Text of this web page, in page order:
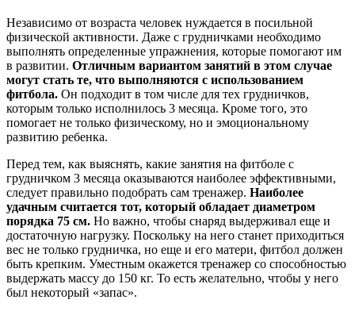
Независимо от возраста человек нуждается в посильной
физической активности. Даже с грудничками необходимо
выполнять определенные упражнения, которые помогают им
в развитии. Отличным вариантом занятий в этом случае
могут стать те, что выполняются с использованием
фитбола. Он подходит в том числе для тех грудничков,
которым только исполнилось 3 месяца. Кроме того, это
помогает не только физическому, но и эмоциональному
развитию ребенка.
Перед тем, как выяснять, какие занятия на фитболе с
грудничком 3 месяца оказываются наиболее эффективными,
следует правильно подобрать сам тренажер. Наиболее
удачным считается тот, который обладает диаметром
порядка 75 см. Но важно, чтобы снаряд выдерживал еще и
достаточную нагрузку. Поскольку на него станет приходиться
вес не только грудничка, но еще и его матери, фитбол должен
быть крепким. Уместным окажется тренажер со способностью
выдержать массу до 150 кг. То есть желательно, чтобы у него
был некоторый «запас».